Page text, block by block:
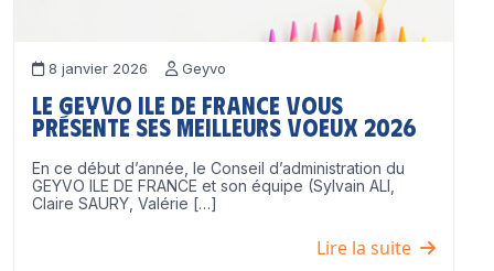
8 janvier 2026 Geyvo
Le GEYVO Ile de France vous
présente ses meilleurs voeux 2026
En ce début d’année, le Conseil d’administration du
GEYVO ILE DE FRANCE et son équipe (Sylvain ALI,
Claire SAURY, Valérie […]
Lire la suite